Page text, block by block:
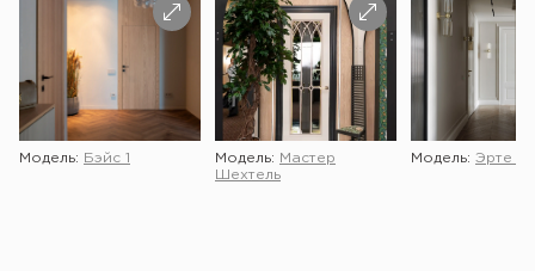
Модель: Бэйс 1 Модель:
Мастер
Шехтель
Модель: Эрте 2